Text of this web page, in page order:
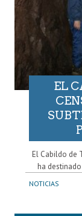
EL
El Cabildo de
ha
NOTICIAS